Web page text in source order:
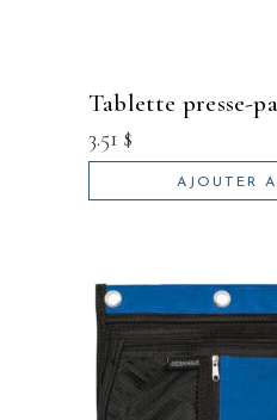
tablette presse-
3.51 $
AJOUTER